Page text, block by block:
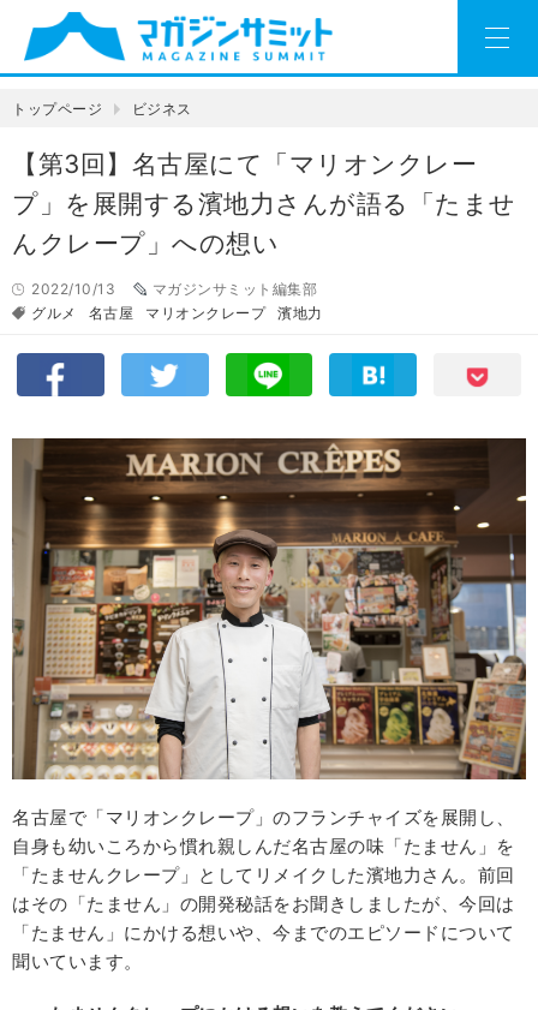
トップページ ビジネス
【第3回】名古屋にて「マリオンクレー
プ」を展開する濱地力さんが語る「たませ
んクレープ」への想い
2022/10/13
マガジンサミット編集部
グルメ
名古屋 マリオンクレープ 濱地力
名古屋で「マリオンクレープ」のフランチャイズを展開し、
自身も幼いころから慣れ親しんだ名古屋の味「たません」を
「たませんクレープ」としてリメイクした濱地力さん。前回
はその「たません」の開発秘話をお聞きしましたが、今回は
「たません」にかける想いや、今までのエピソードについて
聞いています。